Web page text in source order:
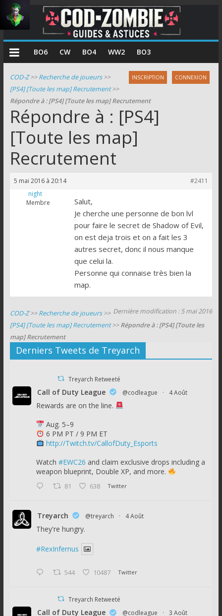
COD
Zombie
Guides
et
astuces
pour
mode
zombie
de
BO6 CW BO4 WW2 BO3
INSCRIPTION CONNEXION
COD-Z>>Recherche de joueurs>>
[PS4] [Toute les map] Recrutement>>
Répondre à : [PS4] [Toute les map] Recrutement
Répondre à : [PS4]
[Toute les map]
Recrutement
5 mai 2016 à 20:14
#2411
night
Membre
Salut,
Je cherche une personne de bon lvl
pour faire le secret de Shadow of Evil,
on est deja trois et on a fait les 3
autres secret, donc il nous manque
que celui la.
Personne qui connaise très bien la
map.
Dernière modification : 5 mai 2016
COD-Z>>Recherche de joueurs>>
[PS4] [Toute les map] Recrutement>>Répondre à : [PS4] [Toute les
map] Recrutement
Derniers Tweets de Treyarch
Treyarch Retweeté
Call of Duty League @codleague · 4 Août
Rewards are on the line.
Aug. 5–9
6 PM PT / 9 PM ET
http://Twitch.tv/CallofDuty_Esports
Watch #EWC26 and claim exclusive drops including a
weapon blueprint, Double XP, and more.
81 638 Twitter
Treyarch @treyarch · 4 Août
They're hungry.
#RexInfernus
544 10487 Twitter
Treyarch Retweeté
Call of Duty League @codleague · 3 Août